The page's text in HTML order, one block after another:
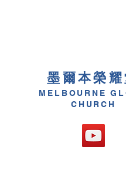
墨爾本榮耀
MELBOURNE
CHURCH